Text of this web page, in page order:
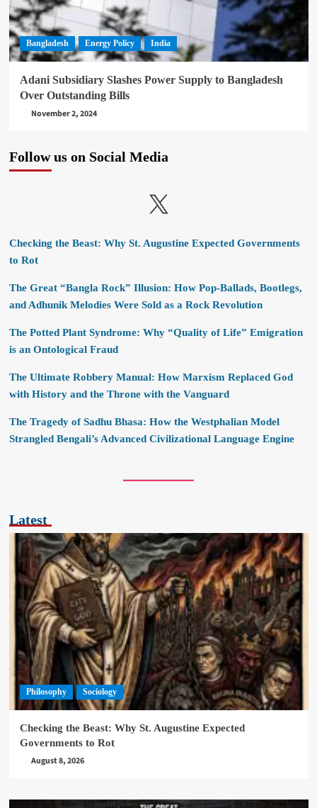
Bangladesh Energy Policy India
Adani Subsidiary Slashes Power Supply to Bangladesh
Over Outstanding Bills
November 2, 2024
Follow us on Social Media
X
Checking the Beast: Why St. Augustine Expected Governments
to Rot
The Great “Bangla Rock” Illusion: How Pop-Ballads, Bootlegs,
and Adhunik Melodies Were Sold as a Rock Revolution
The Potted Plant Syndrome: Why “Quality of Life” Emigration
is an Ontological Fraud
The Ultimate Robbery Manual: How Marxism Replaced God
with History and the Throne with the Vanguard
The Tragedy of Sadhu Bhasa: How the Westphalian Model
Strangled Bengali’s Advanced Civilizational Language Engine
Latest
Philosophy Sociology
Checking the Beast: Why St. Augustine Expected
Governments to Rot
August 8, 2026